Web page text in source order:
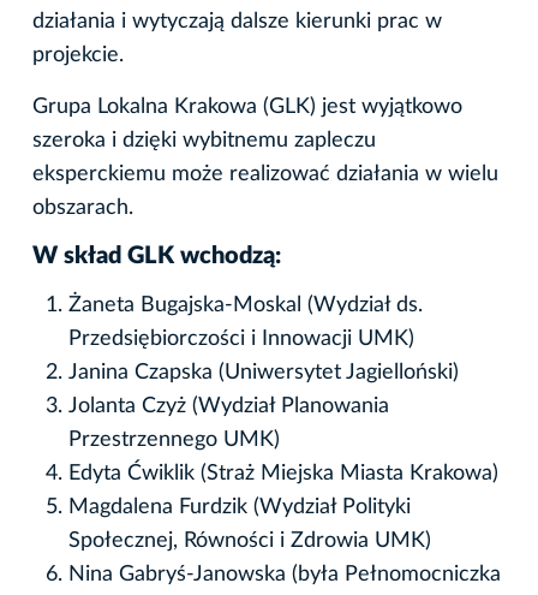
działania i wytyczają dalsze kierunki prac w
projekcie.
Grupa Lokalna Krakowa (GLK) jest wyjątkowo
szeroka i dzięki wybitnemu zapleczu
eksperckiemu może realizować działania w wielu
obszarach.
W skład GLK wchodzą:
Żaneta Bugajska-Moskal (Wydział ds.
Przedsiębiorczości i Innowacji UMK)
Janina Czapska (Uniwersytet Jagielloński)
Jolanta Czyż (Wydział Planowania
Przestrzennego UMK)
Edyta Ćwiklik (Straż Miejska Miasta Krakowa)
Magdalena Furdzik (Wydział Polityki
Społecznej, Równości i Zdrowia UMK)
Nina Gabryś-Janowska (była Pełnomocniczka